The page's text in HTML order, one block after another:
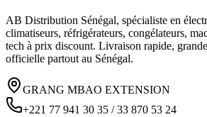
AB Distribution Sénégal, spécialiste en
climatiseurs, réfrigérateurs, congélateurs,
tech à prix discount. Livraison rapide,
officielle partout au Sénégal.
GRANG MBAO EXTENSION
+221 77 941 30 35 / 33 870 53 24